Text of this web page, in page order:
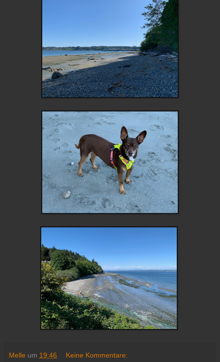
Melle um 19:46 Keine Kommentare: